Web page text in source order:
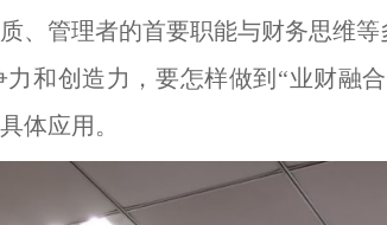
、管理者的首要职能与财务思维
和创造力，要怎样做到“业财融
体应用。